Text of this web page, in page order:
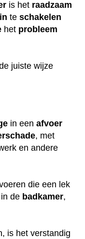
is het raadzaam
in te schakelen
het probleem
juiste wijze
in een afvoer
, met
en andere
die een lek
de badkamer,
is het verstandig